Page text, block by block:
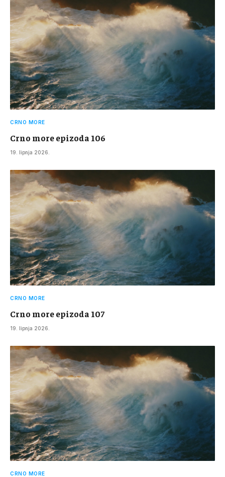
CRNO MORE
Crno more epizoda 106
19. lipnja 2026.
CRNO MORE
Crno more epizoda 107
19. lipnja 2026.
CRNO MORE